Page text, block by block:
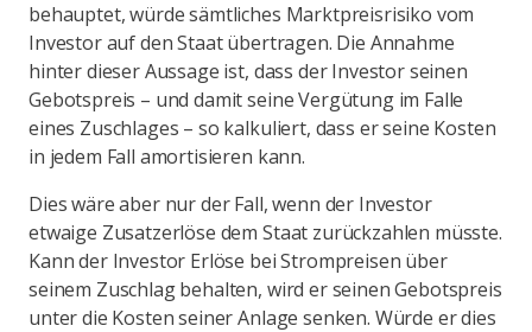
behauptet, würde sämtliches Marktpreisrisiko vom
Investor auf den Staat übertragen. Die Annahme
hinter dieser Aussage ist, dass der Investor seinen
Gebotspreis – und damit seine Vergütung im Falle
eines Zuschlages – so kalkuliert, dass er seine Kosten
in jedem Fall amortisieren kann.
Dies wäre aber nur der Fall, wenn der Investor
etwaige Zusatzerlöse dem Staat zurückzahlen müsste.
Kann der Investor Erlöse bei Strompreisen über
seinem Zuschlag behalten, wird er seinen Gebotspreis
unter die Kosten seiner Anlage senken. Würde er dies